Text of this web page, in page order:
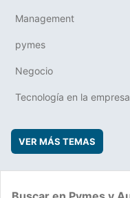
Management
pymes
Negocio
Tecnología en la empresa
VER MÁS TEMAS